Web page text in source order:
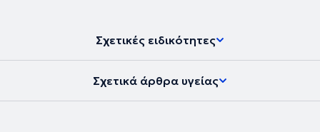
Σχετικές ειδικότητες
Σχετικά άρθρα υγείας